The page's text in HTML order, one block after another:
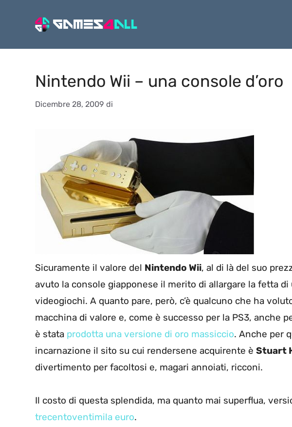
Nintendo Wii – una console d’oro
Dicembre 28, 2009 di
Sicuramente il valore del Nintendo Wii, al di là del suo
avuto la console giapponese il merito di allargare la fetta
videogiochi. A quanto pare, però, c’è qualcuno che ha
macchina di valore e, come è successo per la PS3, anche
è stata prodotta una versione di oro massiccio. Anche per
incarnazione il sito su cui rendersene acquirente è Stuart
divertimento per facoltosi e, magari annoiati, ricconi.
Il costo di questa splendida, ma quanto mai superflua,
trecentoventimila euro.